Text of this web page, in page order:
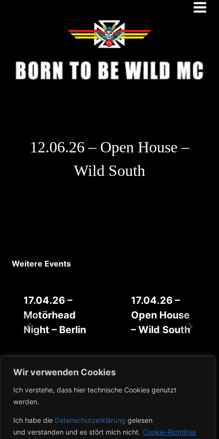
Wir verwenden Cookies
Ich verstehe, dass hier technische Cookies genutzt
werden.
Ich habe die Datenschutzerklärung gelesen
und verstanden und es stört mich nicht. Cookie-Richtlinie
12.06.26 – Open House –
Wild South
Weitere Events
17.04.26 –
Motörhead
Night – Berlin
17.04.26 –
Open House
– Wild South
Anfahrt Datenschutz Impressum